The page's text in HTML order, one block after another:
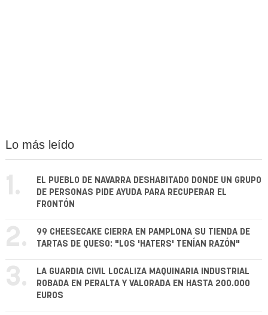
Lo más leído
1.
EL PUEBLO DE NAVARRA DESHABITADO DONDE UN GRUPO
DE PERSONAS PIDE AYUDA PARA RECUPERAR EL
FRONTÓN
2.
99 CHEESECAKE CIERRA EN PAMPLONA SU TIENDA DE
TARTAS DE QUESO: "LOS 'HATERS' TENÍAN RAZÓN"
3.
LA GUARDIA CIVIL LOCALIZA MAQUINARIA INDUSTRIAL
ROBADA EN PERALTA Y VALORADA EN HASTA 200.000
EUROS